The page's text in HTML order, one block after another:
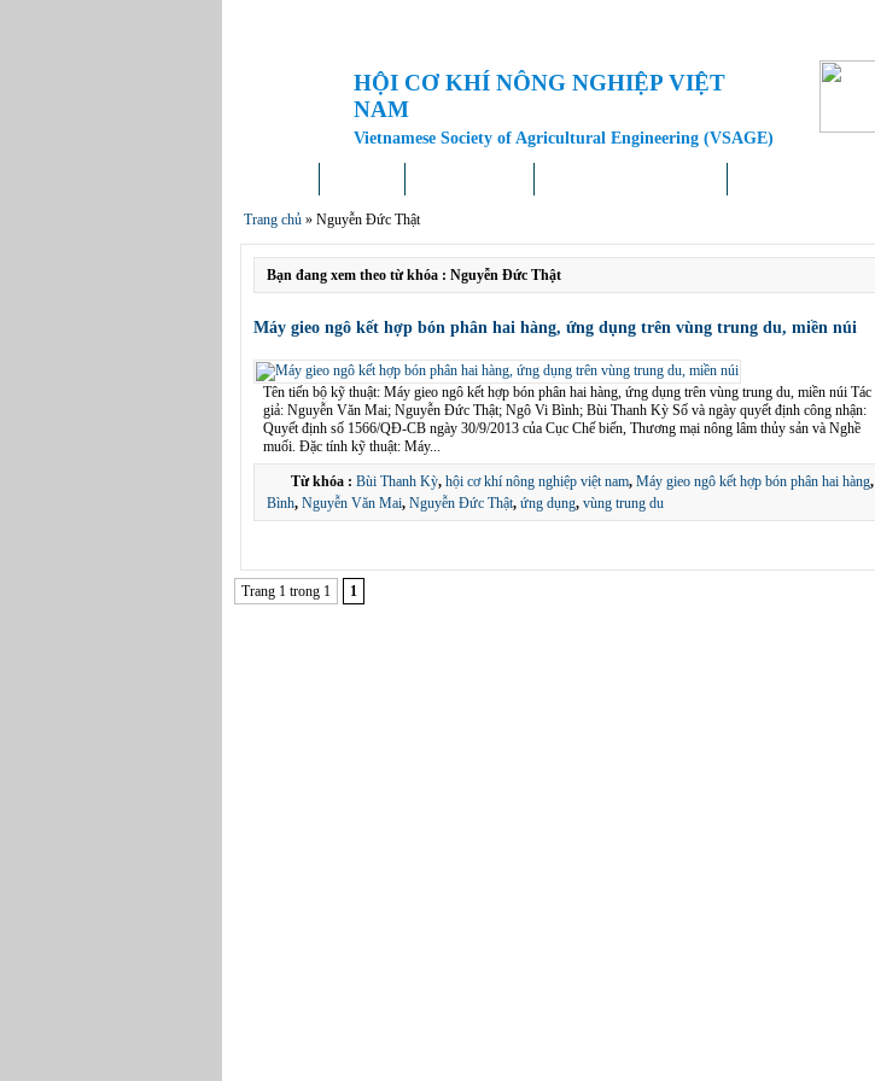
HỘI CƠ KHÍ NÔNG NGHIỆP VIỆT
NAM
Vietnamese Society of Agricultural Engineering (VSAGE)
Trang chủ » Nguyễn Đức Thật
Bạn đang xem theo từ khóa : Nguyễn Đức Thật
Máy gieo ngô kết hợp bón phân hai hàng, ứng dụng trên vùng trung du, miền núi
Tên tiến bộ kỹ thuật: Máy gieo ngô kết hợp bón phân hai hàng, ứng dụng trên vùng trung du, miền núi Tác
giả: Nguyễn Văn Mai; Nguyễn Đức Thật; Ngô Vi Bình; Bùi Thanh Kỳ Số và ngày quyết định công nhận:
Quyết định số 1566/QĐ-CB ngày 30/9/2013 của Cục Chế biến, Thương mại nông lâm thủy sản và Nghề
muối. Đặc tính kỹ thuật: Máy...
Từ khóa : Bùi Thanh Kỳ, hội cơ khí nông nghiệp việt nam, Máy gieo ngô kết hợp bón phân hai hàng,
Bình, Nguyễn Văn Mai, Nguyễn Đức Thật, ứng dụng, vùng trung du
Trang 1 trong 1 1